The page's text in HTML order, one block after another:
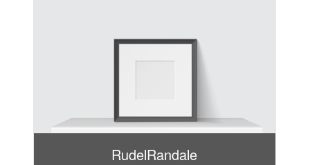
RudelRandale